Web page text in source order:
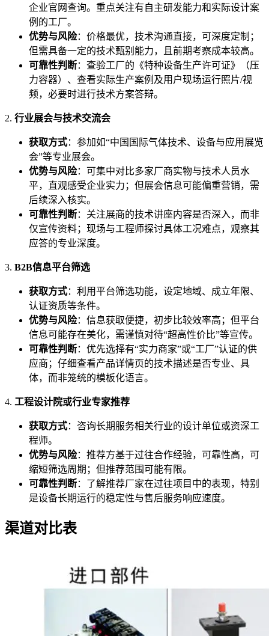
企业官网查询。重点关注有自主研发能力和实际设计案
例的工厂。
优势与风险：价格最优，技术沟通直接，可深度定制；
但需具备一定的技术甄别能力，且前期考察成本较高。
可靠性判断：查验工厂的《特种设备生产许可证》（压
力容器）、查看实际生产案例及用户现场运行照片/视
频，必要时进行技术方案答辩。
2. 行业展会与技术交流会
获取方式：参加如“中国国际气体技术、设备与应用展览
会”等专业展会。
优势与风险：可集中对比多家厂商实物与技术人员水
平，直观感受企业实力；但展会信息可能偏重营销，需
后续深入核实。
可靠性判断：关注展商的技术讲座内容是否深入，而非
仅宣传资料；现场与工程师探讨具体工况难点，观察其
应答的专业深度。
3. B2B信息平台筛选
获取方式：利用平台筛选功能，设定地域、成立年限、
认证资质等条件。
优势与风险：信息获取便捷，初步比较效率高；但平台
信息可能存在美化，需谨慎对待“超高性价比”等宣传。
可靠性判断：优先选择有“实力商家”或“工厂”认证的供
应商；仔细查看产品详情页的技术描述是否专业、具
体，而非笼统的模板化语言。
4. 工程设计院或行业专家推荐
获取方式：咨询长期服务相关行业的设计单位或资深工
程师。
优势与风险：推荐方基于过往合作经验，可靠性高，可
缩短筛选周期；但推荐范围可能有限。
可靠性判断：了解推荐厂家在过往项目中的表现，特别
是设备长期运行的稳定性与售后服务响应速度。
渠道对比表